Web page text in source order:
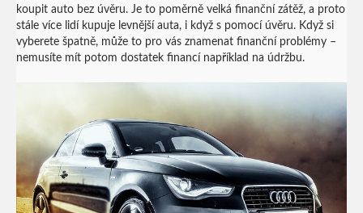
koupit auto bez úvěru. Je to poměrně velká finanční zátěž, a proto
stále více lidí kupuje levnější auta, i když s pomocí úvěru. Když si
vyberete špatně, může to pro vás znamenat finanční problémy –
nemusíte mít potom dostatek financí například na údržbu.